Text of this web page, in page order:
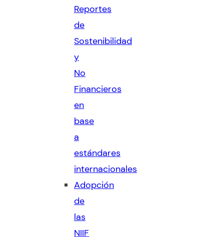
Reportes
de
Sostenibilidad
y
No
Financieros
en
base
a
estándares
internacionales
Adopción
de
las
NIIF